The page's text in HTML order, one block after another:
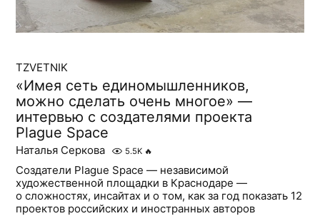
TZVETNIK
«Имея сеть единомышленников,
можно сделать очень многое» —
интервью с создателями проекта
Plague Space
Наталья Серкова 5.5K 🔥
Создатели Plague Space — независимой
художественной площадки в Краснодаре —
о сложностях, инсайтах и о том, как за год показать 12
проектов российских и иностранных авторов